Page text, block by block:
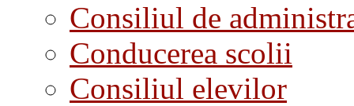
Consiliul de
Conducerea scolii
Consiliul elevilor